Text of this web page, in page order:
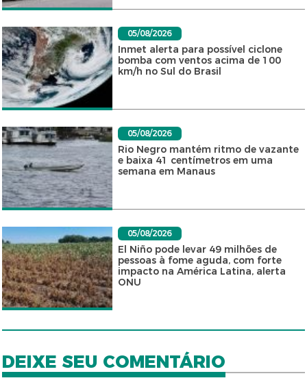
05/08/2026
Inmet alerta para possível ciclone
bomba com ventos acima de 100
km/h no Sul do Brasil
05/08/2026
Rio Negro mantém ritmo de vazante
e baixa 41 centímetros em uma
semana em Manaus
05/08/2026
El Niño pode levar 49 milhões de
pessoas à fome aguda, com forte
impacto na América Latina, alerta
ONU
DEIXE SEU COMENTÁRIO